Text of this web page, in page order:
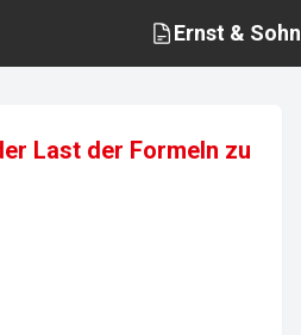
Ernst & Sohn
Last der Formeln zu